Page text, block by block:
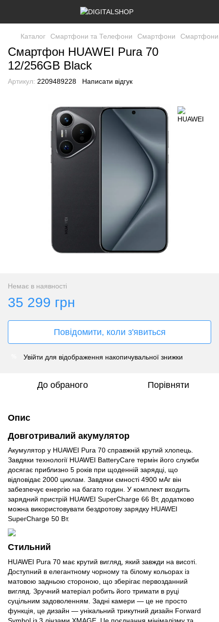
Каталог Смартфони та Телефони Смартфони Смартфони
Смартфон HUAWEI Pura 70
12/256GB Black
Артикул: 2209489228 Написати відгук
Немає в наявності
35 299 грн
Повідомити, коли з'явиться
Увійти для відображення накопичувальної знижки
До обраного Порівняти
Опис
Довготривалий акумулятор
Акумулятор у HUAWEI Pura 70 справжній крутий хлопець.
Завдяки технології HUAWEI BatteryCare термін його служби
досягає приблизно 5 років при щоденній зарядці, що
відповідає 2000 циклам. Завдяки ємності 4900 мАг він
забезпечує енергію на багато годин. У комплект входить
зарядний пристрій HUAWEI SuperCharge 66 Вт, додатково
можна використовувати бездротову зарядку HUAWEI
SuperCharge 50 Вт.
Стильний
HUAWEI Pura 70 має крутий вигляд, який завжди на висоті.
Доступний в елегантному чорному та білому кольорах із
матовою задньою стороною, що зберігає первозданний
вигляд. Зручний матеріал робить його тримати в руці
суцільним задоволенням. Задні камери — це не просто
функція, це дизайн — унікальний трикутний дизайн Forward
Symbol із 3 лінзами XMAGE. Це поєднання мінімалізму та